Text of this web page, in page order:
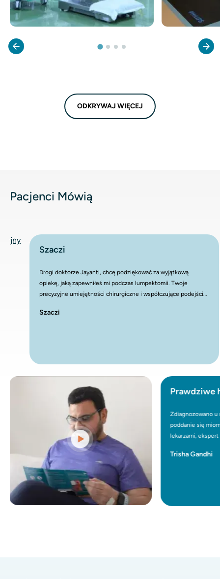
ODKRYWAJ WIĘCEJ
Pacjenci Mówią
Szaczi
Drogi doktorze Jayanti, chcę podziękować za wyjątkową
opiekę, jaką zapewniłeś mi podczas lumpektomii. Twoje
precyzyjne umiejętności chirurgiczne i współczujące
specjalistyczna była stałym źródłem siły w trakcie tej
Prawdziwe
Zdiagnozowano u mnie
poddanie się
lekarzami, ekspert urolog
niechirurgiczny. Dr Rohit
dnia, co nie byłoby
również przeszła UFE trzy
sprawna. UFE naprawdę
Trisha Gandhi